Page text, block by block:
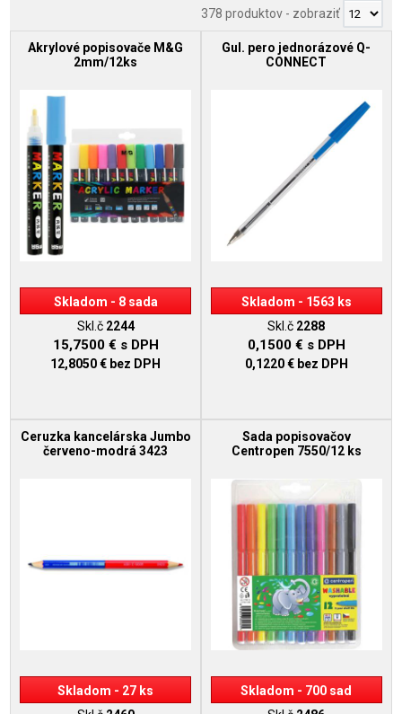
378 produktov- zobraziť
Akrylové popisovače M&G
2mm/12ks
Skladom - 8 sada
Skl.č 2244
15,7500 € s DPH
12,8050 € bez DPH
Gul. pero jednorázové Q-
CONNECT
Skladom - 1563 ks
Skl.č 2288
0,1500 € s DPH
0,1220 € bez DPH
Ceruzka kancelárska Jumbo
červeno-modrá 3423
Skladom - 27 ks
Sada popisovačov
Centropen 7550/12 ks
Skladom - 700 sad